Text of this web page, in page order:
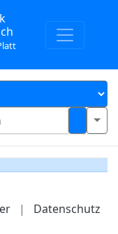
| Datenschutz